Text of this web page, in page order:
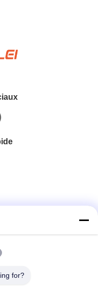
économique,
for?